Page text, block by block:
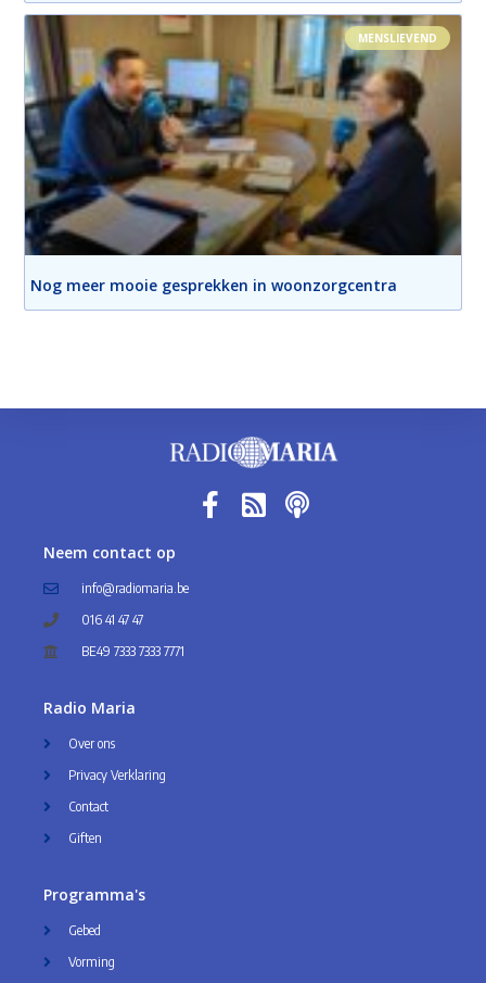
MENSLIEVEND
Nog meer mooie gesprekken in woonzorgcentra
Neem contact op
info@radiomaria.be
016 41 47 47
BE49 7333 7333 7771
Radio Maria
Over ons
Privacy Verklaring
Contact
Giften
Programma's
Gebed
Vorming